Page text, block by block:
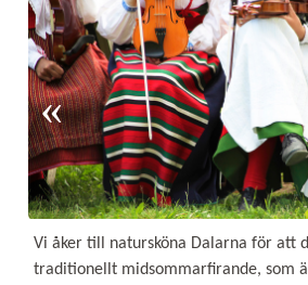
Vi åker till natursköna Dalarna för att
traditionellt midsommarfirande, som